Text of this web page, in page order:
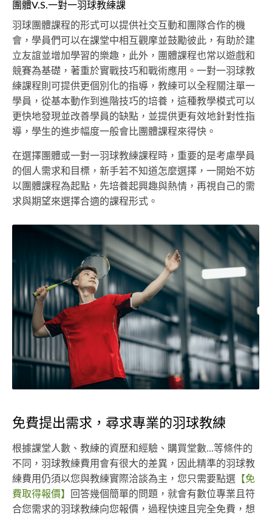
團體V.S.一對一羽球教練課
羽球團體課程的形式可以提供社交互動和團隊合作的機
會，學員們可以在課堂中相互觀摩並鼓勵彼此，有助於建
立友誼並增加學習的樂趣，此外，團體課程也常以遊戲和
競賽為基礎，著重於實戰技巧和戰術應用。一對一羽球教
練課程則可提供更個別化的指導，教練可以全程關注單一
學員，從基本動作到進階技巧的培養，這種教學模式可以
更快地發現並改善學員的缺點，並提供更有效地針對性指
導，學生的進步幅度一般會比團體課程來得快。
在選擇團體或一對一羽球教練課程時，重要的是考慮學員
的個人需求和目標，新手若不知道怎麼選擇，一開始不妨
以團體課程為起點，先培養起興趣與熱情，再視自己的需
求與期望來選擇合適的課程形式。
免費提出需求，尋求專業的羽球教練
根據課堂人數、教練的資歷和經驗、購買堂數...等條件的
不同，羽球教練費用會有很大的差異，因此精準的羽球教
練費用仍須以您與教練實際洽談為主，您只需要點選 【免
費取得報價】
回答幾個簡單的問題，就會有數位專業且符
合您需求的羽球教練向您報價，過程快速且完全免費，想